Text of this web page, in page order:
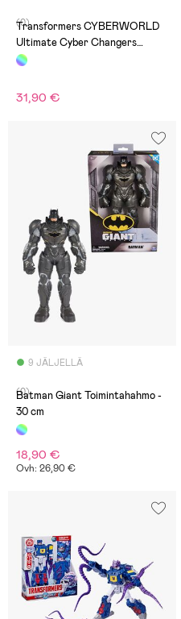
(0)
Transformers CYBERWORLD
Ultimate Cyber Changers
Toimintahahmo Shockwave Dino
31,90 €
9 JÄLJELLÄ
(0)
Batman Giant Toimintahahmo -
30 cm
18,90 €
Ovh: 26,90 €